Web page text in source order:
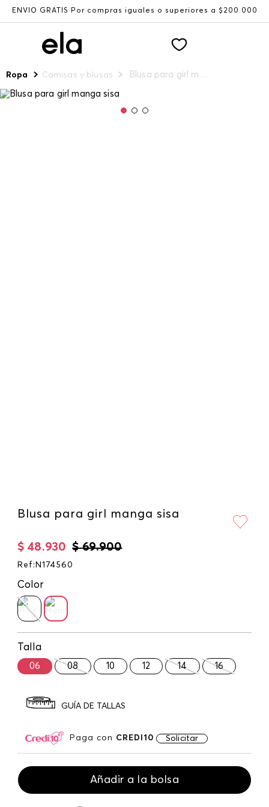
ENVÍO GRATIS Por compras iguales o superiores a $200.000
Ropa Camisas y blusas Blusa para girl manga sisa
Blusa para girl manga sisa
$ 69.900
$ 48.930
Ref : N174560
Color
Talla
06 08 10 12 14 16
GUÍA DE TALLAS
Paga con CREDI10 Solicitar
Añadir a la bolsa